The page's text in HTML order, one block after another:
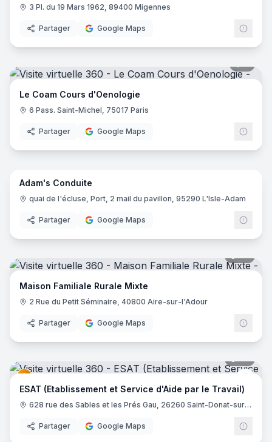
3 Pl. du 19 Mars 1962, 89400 Migennes
Partager Google Maps
Le Coam Cours d'Oenologie
6 Pass. Saint-Michel, 75017 Paris
Partager Google Maps
8
Adam's Conduite
quai de l'écluse, Port, 2 mail du pavillon, 95290 L'Isle-Adam
Partager Google Maps
Maison Familiale Rurale Mixte
2 Rue du Petit Séminaire, 40800 Aire-sur-l'Adour
Partager Google Maps
ESAT (Etablissement et Service d'Aide par le Travail)
628 rue des Sables et les Prés Gau, 26260 Saint-Donat-sur-l'Herbasse
Partager Google Maps